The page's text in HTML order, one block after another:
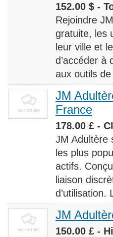
152.00 $ -
Rejoindre
gratuite, les
leur ville et
d’accéder à
aux outils
JM
France
178.00 £ -
JM Adultère
les plus
actifs.
liaison
d’utilisation.
JM
150.00 £ -